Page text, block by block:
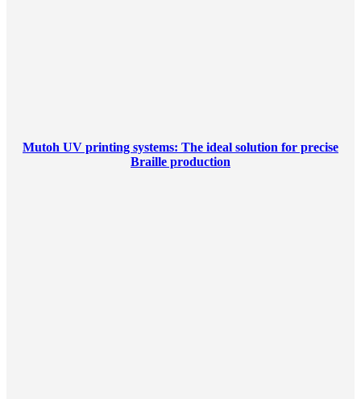
Mutoh UV printing systems: The ideal solution for precise
Braille production